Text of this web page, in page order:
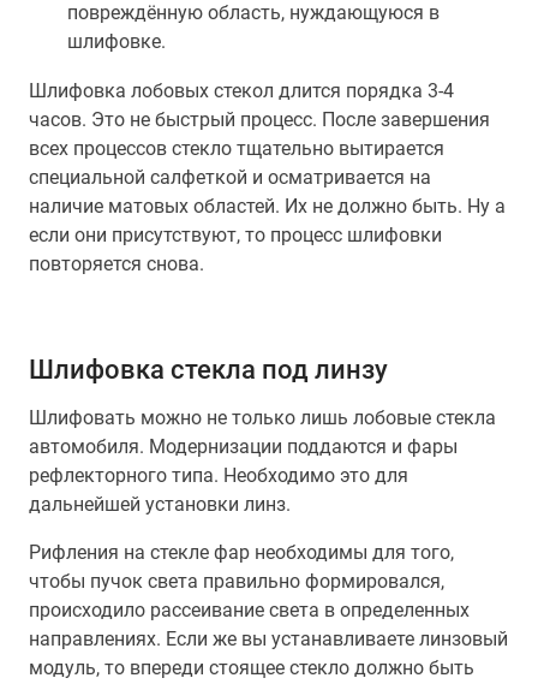
повреждённую область, нуждающуюся в
шлифовке.
Шлифовка лобовых стекол длится порядка 3-4
часов. Это не быстрый процесс. После завершения
всех процессов стекло тщательно вытирается
специальной салфеткой и осматривается на
наличие матовых областей. Их не должно быть. Ну а
если они присутствуют, то процесс шлифовки
повторяется снова.
Шлифовка стекла под линзу
Шлифовать можно не только лишь лобовые стекла
автомобиля. Модернизации поддаются и фары
рефлекторного типа. Необходимо это для
дальнейшей установки линз.
Рифления на стекле фар необходимы для того,
чтобы пучок света правильно формировался,
происходило рассеивание света в определенных
направлениях. Если же вы устанавливаете линзовый
модуль, то впереди стоящее стекло должно быть